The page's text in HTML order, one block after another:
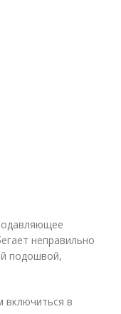
неправильно
подошвой,
включиться в